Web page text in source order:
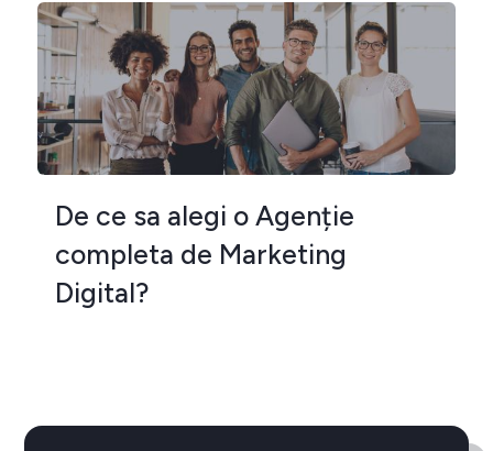
De ce sa alegi o Agenție
completa de Marketing
Digital?